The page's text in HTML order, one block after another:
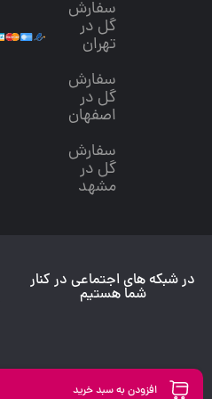
افزودن به سبد خرید
سفارش
گل در
تهران
سفارش
گل در
اصفهان
سفارش
گل در
مشهد
در شبکه های اجتماعی در کنار
شما هستیم